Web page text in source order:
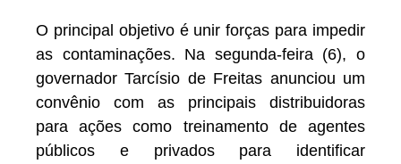
O principal objetivo é unir forças para impedir
as contaminações. Na segunda-feira (6), o
governador Tarcísio de Freitas anunciou um
convênio com as principais distribuidoras
para ações como treinamento de agentes
públicos e privados para identificar